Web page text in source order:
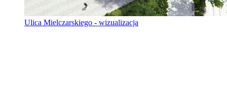
Ulica Mielczarskiego - wizualizacja